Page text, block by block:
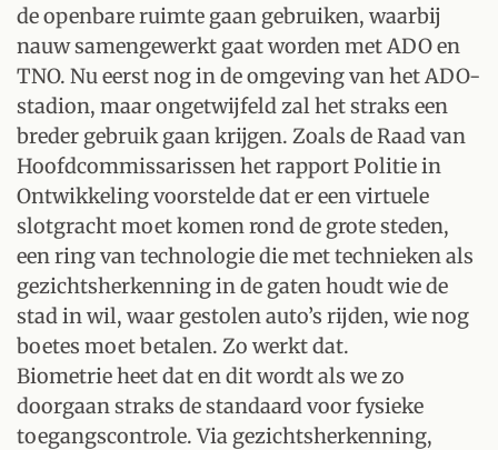
de openbare ruimte gaan gebruiken, waarbij
nauw samengewerkt gaat worden met ADO en
TNO. Nu eerst nog in de omgeving van het ADO-
stadion, maar ongetwijfeld zal het straks een
breder gebruik gaan krijgen. Zoals de Raad van
Hoofdcommissarissen het rapport Politie in
Ontwikkeling voorstelde dat er een virtuele
slotgracht moet komen rond de grote steden,
een ring van technologie die met technieken als
gezichtsherkenning in de gaten houdt wie de
stad in wil, waar gestolen auto’s rijden, wie nog
boetes moet betalen. Zo werkt dat.
Biometrie heet dat en dit wordt als we zo
doorgaan straks de standaard voor fysieke
toegangscontrole. Via gezichtsherkenning,